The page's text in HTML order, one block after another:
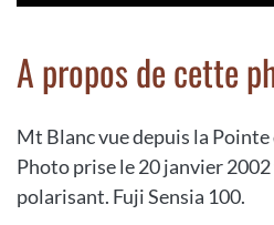
A propos de cette
Mt Blanc vue depuis la Pointe
Photo prise le 20 janvier
polarisant. Fuji Sensia 100.